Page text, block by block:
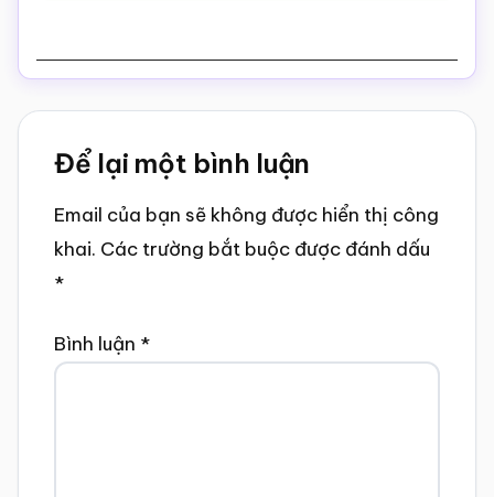
Reader
Interactions
Để lại một bình luận
Email của bạn sẽ không được hiển thị công
khai. Các trường bắt buộc được đánh dấu
*
Bình luận *